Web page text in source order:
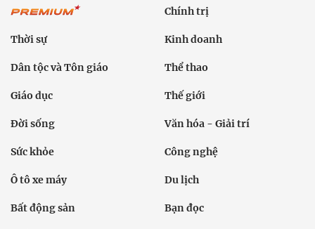
Chính trị
Thời sự Kinh doanh
Dân tộc và Tôn giáo Thể thao
Giáo dục Thế giới
Đời sống Văn hóa - Giải trí
Sức khỏe Công nghệ
Ô tô xe máy Du lịch
Bất động sản Bạn đọc